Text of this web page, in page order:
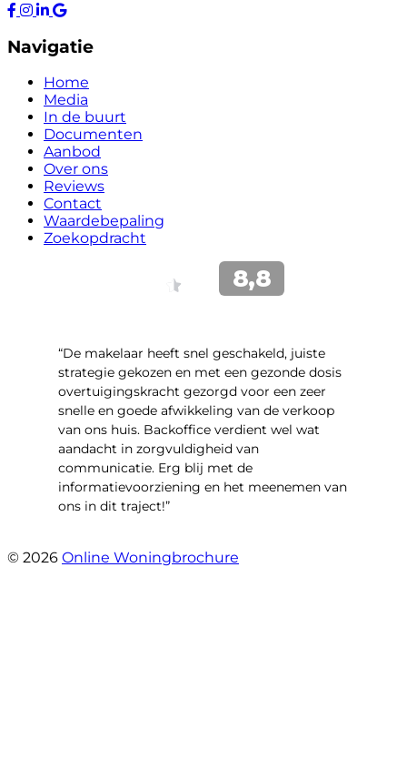
Navigatie
Home
Media
In de buurt
Documenten
Aanbod
Over ons
Reviews
Contact
Waardebepaling
Zoekopdracht
“De makelaar heeft snel geschakeld, juiste
strategie gekozen en met een gezonde dosis
overtuigingskracht gezorgd voor een zeer
snelle en goede afwikkeling van de verkoop
van ons huis. Backoffice verdient wel wat
aandacht in zorgvuldigheid van
communicatie. Erg blij met de
informatievoorziening en het meenemen van
ons in dit traject!”
© 2026 Online Woningbrochure